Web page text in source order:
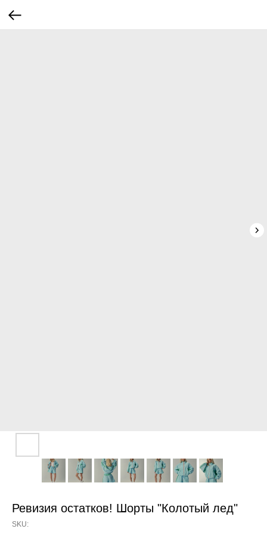
Ревизия остатков! Шорты "Колотый лед"
SKU: